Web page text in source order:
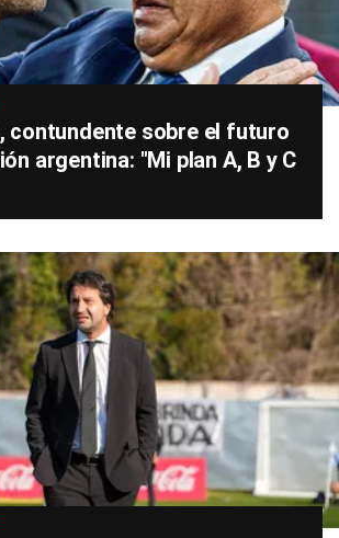
contundente sobre el futuro
argentina: "Mi plan A, B y C